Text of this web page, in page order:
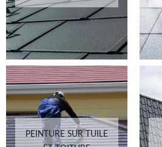
PEINTURE SUR TUILE